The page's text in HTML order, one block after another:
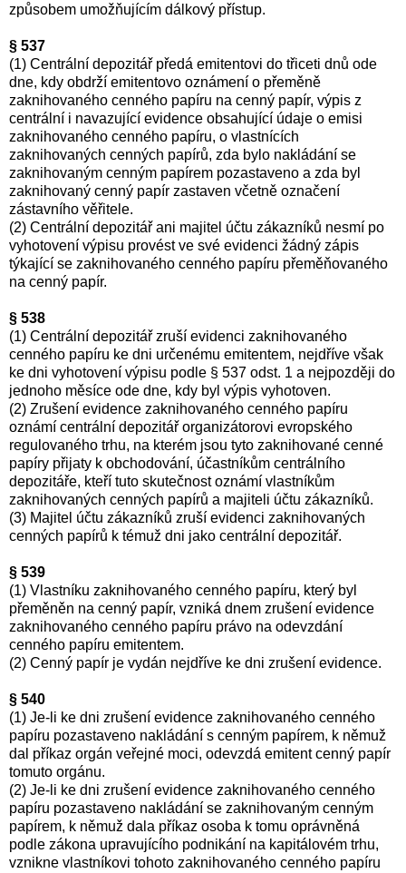
způsobem umožňujícím dálkový přístup.
§ 537
(1) Centrální depozitář předá emitentovi do třiceti dnů ode
dne, kdy obdrží emitentovo oznámení o přeměně
zaknihovaného cenného papíru na cenný papír, výpis z
centrální i navazující evidence obsahující údaje o emisi
zaknihovaného cenného papíru, o vlastnících
zaknihovaných cenných papírů, zda bylo nakládání se
zaknihovaným cenným papírem pozastaveno a zda byl
zaknihovaný cenný papír zastaven včetně označení
zástavního věřitele.
(2) Centrální depozitář ani majitel účtu zákazníků nesmí po
vyhotovení výpisu provést ve své evidenci žádný zápis
týkající se zaknihovaného cenného papíru přeměňovaného
na cenný papír.
§ 538
(1) Centrální depozitář zruší evidenci zaknihovaného
cenného papíru ke dni určenému emitentem, nejdříve však
ke dni vyhotovení výpisu podle § 537 odst. 1 a nejpozději do
jednoho měsíce ode dne, kdy byl výpis vyhotoven.
(2) Zrušení evidence zaknihovaného cenného papíru
oznámí centrální depozitář organizátorovi evropského
regulovaného trhu, na kterém jsou tyto zaknihované cenné
papíry přijaty k obchodování, účastníkům centrálního
depozitáře, kteří tuto skutečnost oznámí vlastníkům
zaknihovaných cenných papírů a majiteli účtu zákazníků.
(3) Majitel účtu zákazníků zruší evidenci zaknihovaných
cenných papírů k témuž dni jako centrální depozitář.
§ 539
(1) Vlastníku zaknihovaného cenného papíru, který byl
přeměněn na cenný papír, vzniká dnem zrušení evidence
zaknihovaného cenného papíru právo na odevzdání
cenného papíru emitentem.
(2) Cenný papír je vydán nejdříve ke dni zrušení evidence.
§ 540
(1) Je-li ke dni zrušení evidence zaknihovaného cenného
papíru pozastaveno nakládání s cenným papírem, k němuž
dal příkaz orgán veřejné moci, odevzdá emitent cenný papír
tomuto orgánu.
(2) Je-li ke dni zrušení evidence zaknihovaného cenného
papíru pozastaveno nakládání se zaknihovaným cenným
papírem, k němuž dala příkaz osoba k tomu oprávněná
podle zákona upravujícího podnikání na kapitálovém trhu,
vznikne vlastníkovi tohoto zaknihovaného cenného papíru